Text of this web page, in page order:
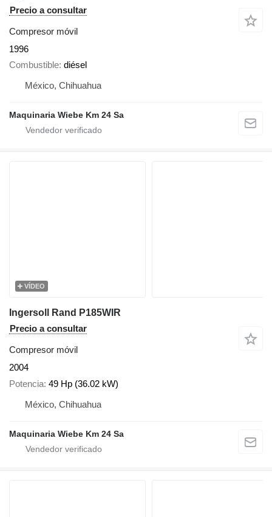
Precio a consultar
Compresor móvil
1996
Combustible diésel
México, Chihuahua
Maquinaria Wiebe Km 24 Sa
VÍDEO
Ingersoll Rand P185WIR
Precio a consultar
Compresor móvil
2004
Potencia 49 Hp (36.02 kW)
México, Chihuahua
Maquinaria Wiebe Km 24 Sa